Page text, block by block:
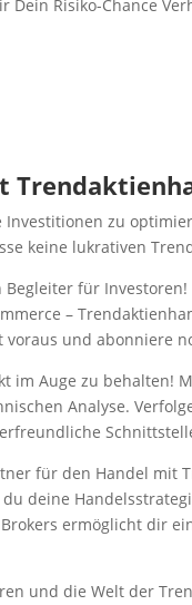
Risiko-Chance
zu
keine lukrativen
für
–
und abonniere
im Auge zu behalten!
Analyse.
für den Handel mit
deine
ermöglicht dir
und die Welt der